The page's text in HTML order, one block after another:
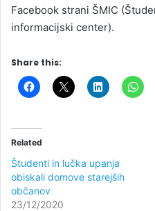
Facebook strani ŠMIC
informacijski center).
Share this:
Related
Študenti in lučka upanja
obiskali domove starejših
občanov
23/12/2020